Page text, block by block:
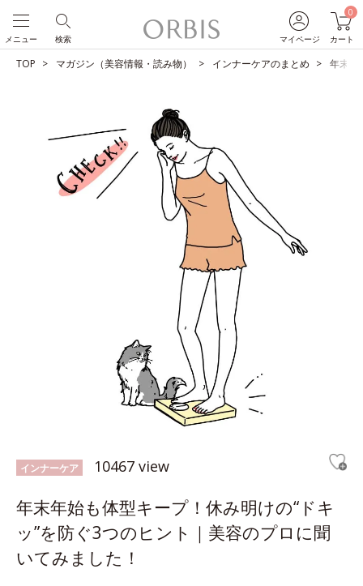
マイページ
0
カート
検索
メニュー
TOP マガジン（美容情報・読み物） インナーケアのまとめ 年末年
インナーケア 10467 view
年末年始も体型キープ！休み明けの“ドキ
ッ”を防ぐ3つのヒント｜美容のプロに聞
いてみました！